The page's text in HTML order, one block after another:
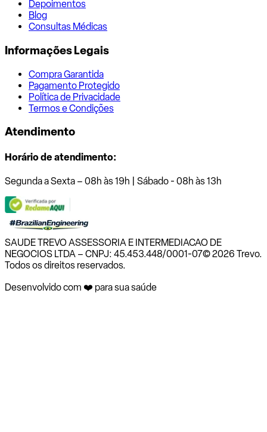
Depoimentos
Blog
Consultas Médicas
Informações Legais
Compra Garantida
Pagamento Protegido
Política de Privacidade
Termos e Condições
Atendimento
Horário de atendimento:
Segunda a Sexta – 08h às 19h | Sábado - 08h às 13h
SAUDE TREVO ASSESSORIA E INTERMEDIACAO DE
NEGOCIOS LTDA – CNPJ: 45.453.448/0001-07© 2026 Trevo.
Todos os direitos reservados.
Desenvolvido com ❤️ para sua saúde